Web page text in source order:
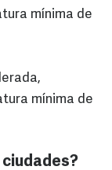
mínima de
mínima de